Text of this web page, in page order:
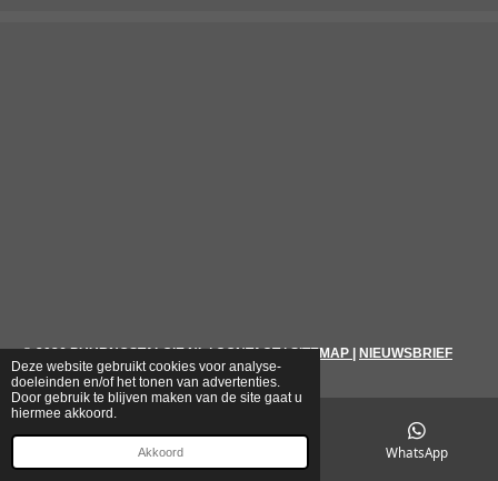
Deze website gebruikt cookies voor analyse-
doeleinden en/of het tonen van advertenties.
Door gebruik te blijven maken van de site gaat u
hiermee akkoord.
Akkoord
© 2026 PUURNOSTALGIE.NL|CONTACT|SITEMAP NIEUWSBRIEF
WhatsApp